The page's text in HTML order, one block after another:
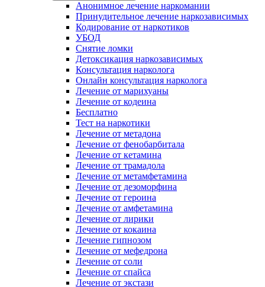
Анонимное лечение наркомании
Принудительное лечение наркозависимых
Кодирование от наркотиков
УБОД
Снятие ломки
Детоксикация наркозависимых
Консультация нарколога
Онлайн консультация нарколога
Лечение от марихуаны
Лечение от кодеина
Бесплатно
Тест на наркотики
Лечение от метадона
Лечение от фенобарбитала
Лечение от кетамина
Лечение от трамадола
Лечение от метамфетамина
Лечение от дезоморфина
Лечение от героина
Лечение от амфетамина
Лечение от лирики
Лечение от кокаина
Лечение гипнозом
Лечение от мефедрона
Лечение от соли
Лечение от спайса
Лечение от экстази